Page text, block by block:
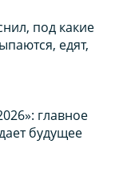
под какие
едят,
главное
будущее